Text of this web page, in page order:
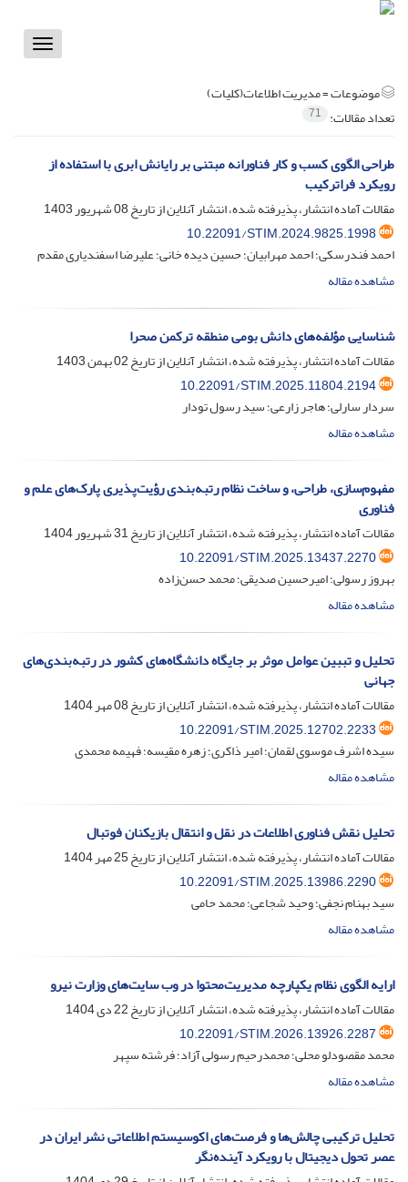
Toggle
موضوعات =مدیریت اطلاعات(کلیات)
تعداد مقالات: 71
طراحی الگوی کسب و کار فناورانه مبتنی بر رایانش ابری با استفاده از
رویکرد فراترکیب
مقالات آماده انتشار، پذیرفته شده، انتشار آنلاین از تاریخ08 شهریور 1403
10.22091/STIM.2024.9825.1998
احمد فندرسکی؛ احمد مهرابیان؛ حسین دیده خانی؛ علیرضا اسفندیاری مقدم
مشاهده مقاله
شناسایی مؤلفه‌های دانش بومی منطقه ترکمن صحرا
مقالات آماده انتشار، پذیرفته شده، انتشار آنلاین از تاریخ02 بهمن 1403
10.22091/STIM.2025.11804.2194
سردار سارلی؛ هاجر زارعی؛ سید رسول تودار
مشاهده مقاله
مفهوم‌سازی، طراحی، و ساخت نظام رتبه‌بندی رؤیت‌پذیری پارک‌های علم و
فناوری
مقالات آماده انتشار، پذیرفته شده، انتشار آنلاین از تاریخ31 شهریور 1404
10.22091/STIM.2025.13437.2270
بهروز رسولی؛ امیرحسین صدیقی؛ محمد حسن‌زاده
مشاهده مقاله
تحلیل و تببین عوامل موثر بر جایگاه دانشگاه‌های کشور در رتبه‌بندی‌های
جهانی
مقالات آماده انتشار، پذیرفته شده، انتشار آنلاین از تاریخ08 مهر 1404
10.22091/STIM.2025.12702.2233
سیده اشرف موسوی لقمان؛ امیر ذاکری؛ زهره مقیسه؛ فهیمه محمدی
مشاهده مقاله
تحلیل نقش فناوری اطلاعات در نقل و انتقال بازیکنان فوتبال
مقالات آماده انتشار، پذیرفته شده، انتشار آنلاین از تاریخ25 مهر 1404
10.22091/STIM.2025.13986.2290
سید بهنام نجفی؛ وحید شجاعی؛ محمد حامی
مشاهده مقاله
ارایه الگوی نظام یکپارچه مدیریت‌محتوا در وب سایت‌های وزارت نیرو
مقالات آماده انتشار، پذیرفته شده، انتشار آنلاین از تاریخ22 دی 1404
10.22091/STIM.2026.13926.2287
محمد مقصودلو محلی؛ محمدرحیم رسولی آزاد؛ فرشته سپهر
مشاهده مقاله
تحلیل ترکیبی چالش‌ها و فرصت‌های اکوسیستم اطلاعاتی نشر ایران در
عصر تحول دیجیتال با رویکرد آینده‌نگر